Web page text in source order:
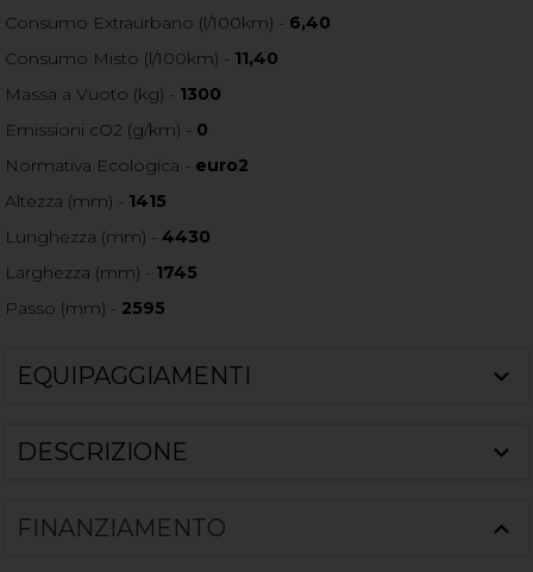
Consumo Extraurbano (l/100km) - 6,40
Consumo Misto (l/100km) - 11,40
Massa a Vuoto (kg) - 1300
Emissioni cO2 (g/km) - 0
Normativa Ecologica - euro2
Altezza (mm) - 1415
Lunghezza (mm) -4430
Larghezza (mm) - 1745
Passo (mm) - 2595
EQUIPAGGIAMENTI
DESCRIZIONE
FINANZIAMENTO